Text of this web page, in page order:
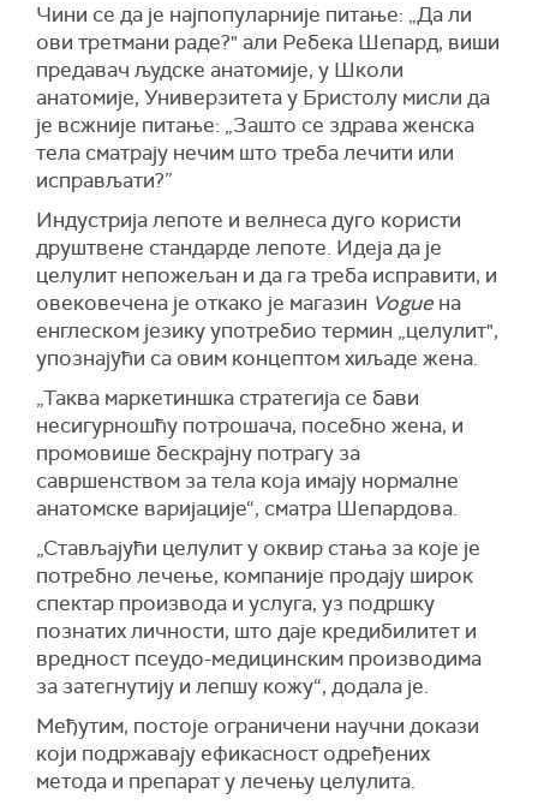
Чини се да је најпопуларније питање: „Да ли
ови третмани раде?" али Ребека Шепард, виши
предавач људске анатомије, у Школи
анатомије, Универзитета у Бристолу мисли да
је всжније питање: „Зашто се здрава женска
тела сматрају нечим што треба лечити или
исправљати?”
Индустрија лепоте и велнеса дуго користи
друштвене стандарде лепоте. Идеја да је
целулит непожељан и да га треба исправити, и
овековечена је откако је магазин Vogueна
енглеском језику употребио термин „целулит",
упознајући са овим концептом хиљаде жена.
„Таква маркетиншка стратегија се бави
несигурношћу потрошача, посебно жена, и
промовише бескрајну потрагу за
савршенством за тела која имају нормалне
анатомске варијације“, сматра Шепардова.
„Стављајући целулит у оквир стања за које је
потребно лечење, компаније продају широк
спектар производа и услуга, уз подршку
познатих личности, што даје кредибилитет и
вредност псеудо-медицинским производима
за затегнутију и лепшу кожу“, додала је.
Међутим, постоје ограничени научни докази
који подржавају ефикасност одређених
метода и препарат у лечењу целулита.